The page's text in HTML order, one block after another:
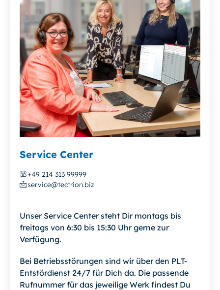
Service Center
+49 214 313 99999
service@tectrion.biz
Unser Service Center steht Dir montags bis
freitags von 6:30 bis 15:30 Uhr gerne zur
Verfügung.
Bei Betriebsstörungen sind wir über den PLT-
Entstördienst 24/7 für Dich da. Die passende
Rufnummer für das jeweilige Werk findest Du